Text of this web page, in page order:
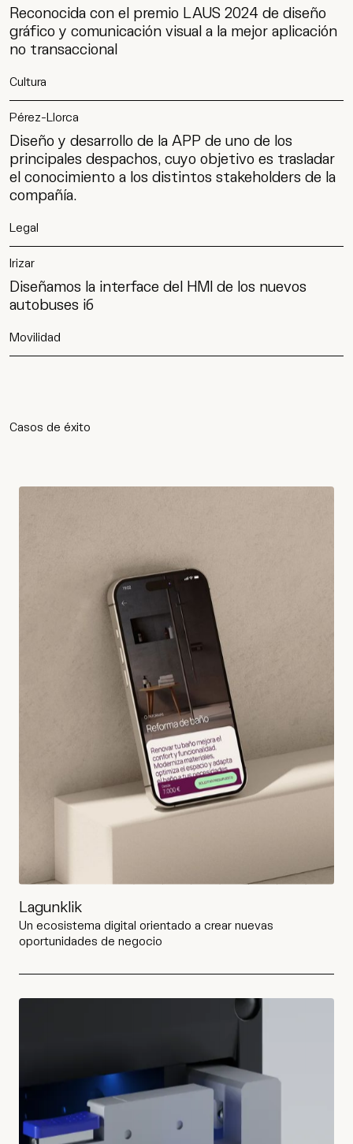
Work
Servicios
Agencia
Cultura
Wip
Reconocida con el premio LAUS 2024 de diseño
gráfico y comunicación visual a la mejor aplicación
no transaccional
Cultura
Pérez-Llorca
Diseño y desarrollo de la APP de uno de los
principales despachos, cuyo objetivo es trasladar
el conocimiento a los distintos stakeholders de la
compañía.
Legal
Irizar
Diseñamos la interface del HMI de los nuevos
autobuses i6
Movilidad
Casos de éxito
Lagunklik
Un ecosistema digital orientado a crear nuevas
oportunidades de negocio